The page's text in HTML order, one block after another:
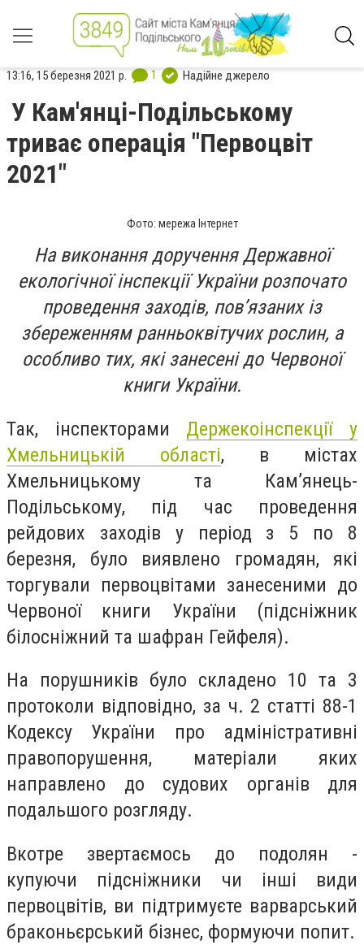
13:16, 15 березня 2021 р. 1 Надійне джерело
У Кам'янці-Подільському
триває операція "Первоцвіт
2021"
Фото: мережа Інтернет
На виконання доручення Державної
екологічної інспекції України розпочато
проведення заходів, пов’язаних із
збереженням ранньоквітучих рослин, а
особливо тих, які занесені до Червоної
книги України.
Так, інспекторами Держекоінспекції у
Хмельницькій області, в містах
Хмельницькому та Кам’янець-
Подільському, під час проведення
рейдових заходів у період з 5 по 8
березня, було виявлено громадян, які
торгували первоцвітами занесеними до
Червоної книги України (підсніжник
білосніжний та шафран Гейфеля).
На порушників було складено 10 та 3
протоколи відповідно, за ч. 2 статті 88-1
Кодексу України про адміністративні
правопорушення, матеріали яких
направлено до судових органів для
подальшого розгляду.
Вкотре звертаємось до подолян -
купуючи підсніжники чи інші види
первоцвітів, ви підтримуєте варварський
браконьєрський бізнес, формуючи попит.